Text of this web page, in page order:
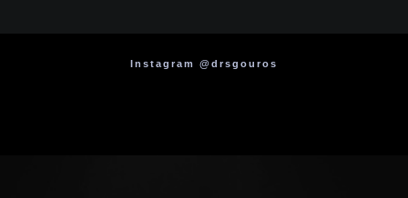
Instagram @drsgouros